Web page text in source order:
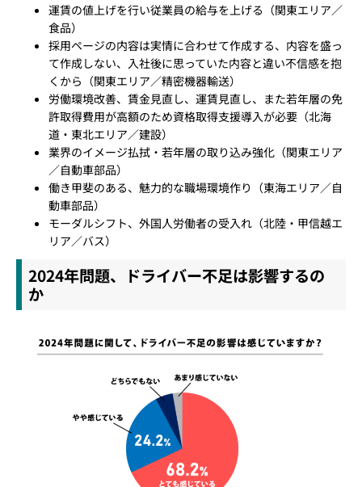
運賃の値上げを行い従業員の給与を上げる（関東エリア／
食品）
採用ページの内容は実情に合わせて作成する、内容を盛っ
て作成しない、入社後に思っていた内容と違い不信感を抱
くから（関東エリア／精密機器輸送）
労働環境改善、賃金見直し、運賃見直し、また若年層の免
許取得費用が高額のため資格取得支援導入が必要（北海
道・東北エリア／建設）
業界のイメージ払拭・若年層の取り込み強化（関東エリア
／自動車部品）
働き甲斐のある、魅力的な職場環境作り（東海エリア／自
動車部品）
モーダルシフト、外国人労働者の受入れ（北陸・甲信越エ
リア／バス）
2024年問題、ドライバー不足は影響するの
か